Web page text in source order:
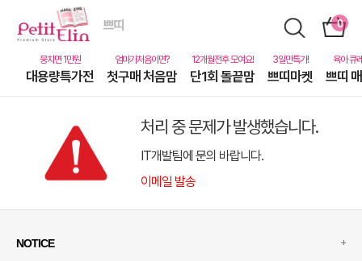
대용량특가전 첫구매 처음맘 단1회 돌끝맘 쁘띠마켓 쁘띠
처리 중 문제가 발생했습니다.
IT개발팀에 문의 바랍니다.
이메일 발송
NOTICE +